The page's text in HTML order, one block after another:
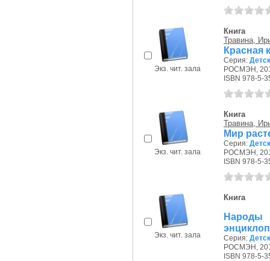
Экз. чит. зала
Книга
Травина,
Красная
Серия:
РОСМЭН,
ISBN 978-5-
Экз. чит. зала
Книга
Травина,
Мир
Серия:
РОСМЭН,
ISBN 978-5-
Экз. чит. зала
Книга
Серия:
РОСМЭН,
ISBN 978-5-